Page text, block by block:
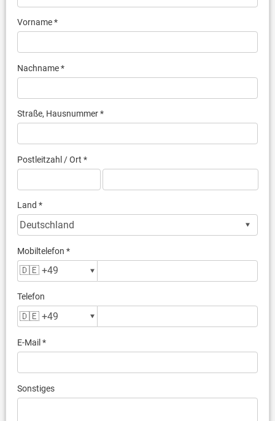
Vorname *
Nachname *
Straße, Hausnummer *
Postleitzahl / Ort *
Land *
Mobiltelefon *
Telefon
E-Mail *
Sonstiges